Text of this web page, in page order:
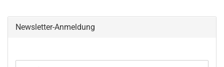
Newsletter-Anmeldung